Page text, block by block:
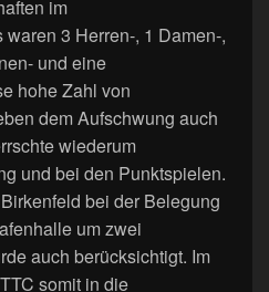
im
3 Herren-, 1 Damen-,
und eine
hohe Zahl von
dem Aufschwung auch
wiederum
und bei den Punktspielen.
bei der Belegung
um zwei
auch berücksichtigt. Im
somit in die